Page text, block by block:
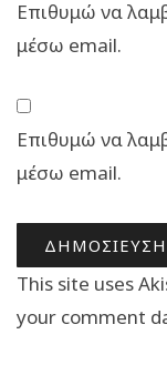
Επιθυμώ να
μέσω email.
Επιθυμώ να
μέσω email.
This site uses
your comment